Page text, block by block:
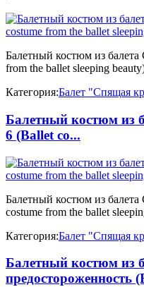
Балетный костюм из
from the ballet sleeping
Категория:Балет "Спящая
Балетный костюм из
6 (Ballet co...
Балетный костюм из
costume from the ballet
Категория:Балет "Спящая
Балетный костюм из
предостороженность